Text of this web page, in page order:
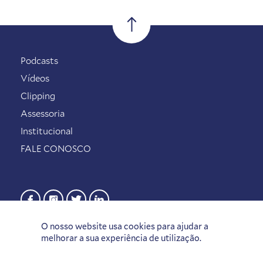
O nosso website usa cookies para ajudar a
melhorar a sua experiência de utilização.
Podcasts
Vídeos
Clipping
Assessoria
Institucional
FALE CONOSCO